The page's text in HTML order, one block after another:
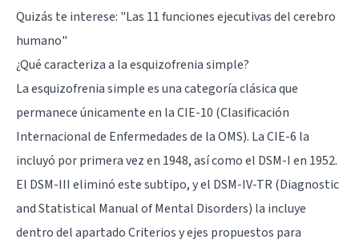
Quizás te interese: "Las 11 funciones ejecutivas del cerebro
humano"
¿Qué caracteriza a la esquizofrenia simple?
La esquizofrenia simple es una categoría clásica que
permanece únicamente en la CIE-10 (Clasificación
Internacional de Enfermedades de la OMS). La CIE-6 la
incluyó por primera vez en 1948, así como el DSM-I en 1952.
El DSM-III eliminó este subtipo, y el DSM-IV-TR (Diagnostic
and Statistical Manual of Mental Disorders) la incluye
dentro del apartado Criterios y ejes propuestos para